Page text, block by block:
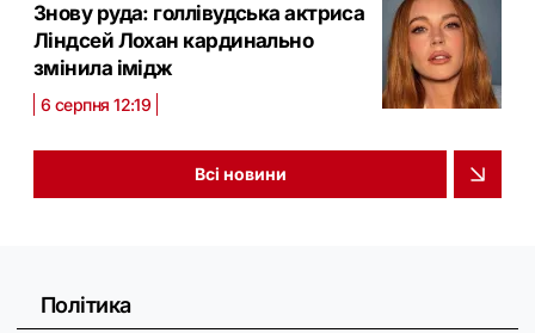
Знову руда: голлівудська актриса
Ліндсей Лохан кардинально
змінила імідж
6 серпня 12:19
Всі новини
Політика